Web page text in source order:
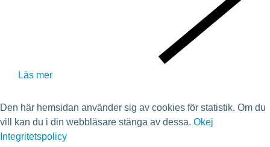
Läs mer
Den här hemsidan använder sig av cookies för statistik. Om du
vill kan du i din webbläsare stänga av dessa. Okej
Integritetspolicy